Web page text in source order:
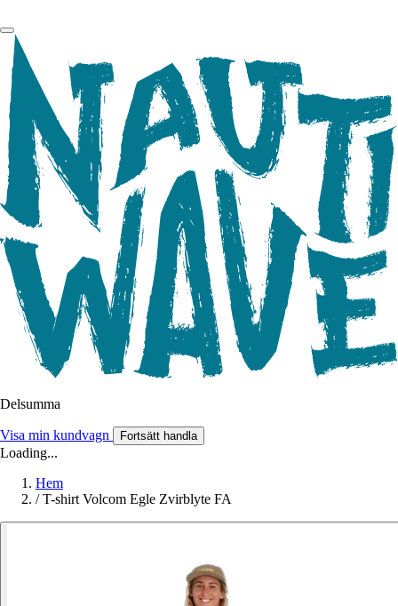
Delsumma
Visa min kundvagn Fortsätt handla
Loading...
Hem
/ T-shirt Volcom Egle Zvirblyte FA